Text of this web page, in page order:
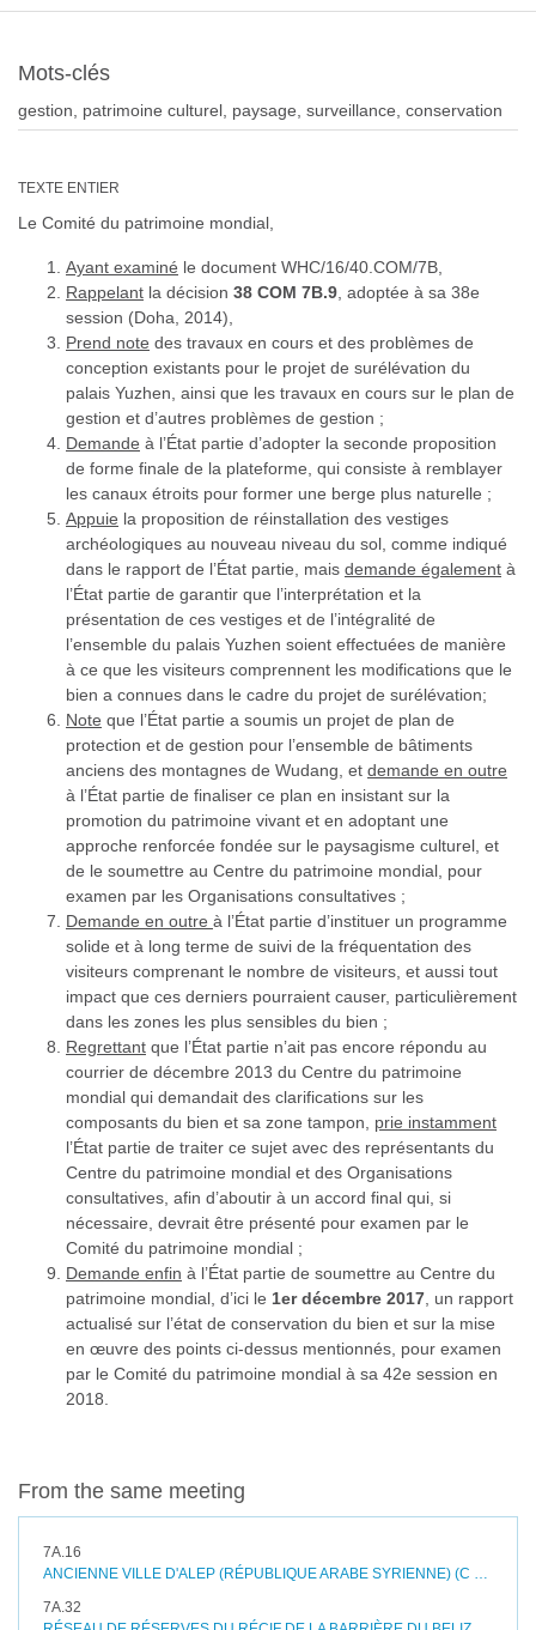
Mots-clés
gestion, patrimoine culturel, paysage, surveillance, conservation
TEXTE ENTIER
Le Comité du patrimoine mondial,
Ayant examiné le document WHC/16/40.COM/7B,
Rappelant la décision 38 COM 7B.9 , adoptée à sa 38e
session (Doha, 2014),
Prend note des travaux en cours et des problèmes de
conception existants pour le projet de surélévation du
palais Yuzhen, ainsi que les travaux en cours sur le plan de
gestion et d’autres problèmes de gestion ;
Demande à l’État partie d’adopter la seconde proposition
de forme finale de la plateforme, qui consiste à remblayer
les canaux étroits pour former une berge plus naturelle ;
Appuie la proposition de réinstallation des vestiges
archéologiques au nouveau niveau du sol, comme indiqué
dans le rapport de l’État partie, mais demande également à
l’État partie de garantir que l’interprétation et la
présentation de ces vestiges et de l’intégralité de
l’ensemble du palais Yuzhen soient effectuées de manière
à ce que les visiteurs comprennent les modifications que le
bien a connues dans le cadre du projet de surélévation;
Note que l’État partie a soumis un projet de plan de
protection et de gestion pour l’ensemble de bâtiments
anciens des montagnes de Wudang, et demande en outre
à l’État partie de finaliser ce plan en insistant sur la
promotion du patrimoine vivant et en adoptant une
approche renforcée fondée sur le paysagisme culturel, et
de le soumettre au Centre du patrimoine mondial, pour
examen par les Organisations consultatives ;
Demande en outre à l’État partie d’instituer un programme
solide et à long terme de suivi de la fréquentation des
visiteurs comprenant le nombre de visiteurs, et aussi tout
impact que ces derniers pourraient causer, particulièrement
dans les zones les plus sensibles du bien ;
Regrettant que l’État partie n’ait pas encore répondu au
courrier de décembre 2013 du Centre du patrimoine
mondial qui demandait des clarifications sur les
composants du bien et sa zone tampon, prie instamment
l’État partie de traiter ce sujet avec des représentants du
Centre du patrimoine mondial et des Organisations
consultatives, afin d’aboutir à un accord final qui, si
nécessaire, devrait être présenté pour examen par le
Comité du patrimoine mondial ;
Demande enfin à l’État partie de soumettre au Centre du
patrimoine mondial, d’ici le 1er décembre 2017 , un rapport
actualisé sur l’état de conservation du bien et sur la mise
en œuvre des points ci-dessus mentionnés, pour examen
par le Comité du patrimoine mondial à sa 42e session en
2018.
From the same meeting
7A.16
7A.32